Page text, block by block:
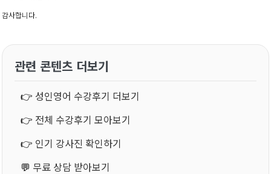
감사합니다.
관련 콘텐츠 더보기
👉 성인영어 수강후기 더보기
👉 전체 수강후기 모아보기
👉 인기 강사진 확인하기
💬 무료 상담 받아보기